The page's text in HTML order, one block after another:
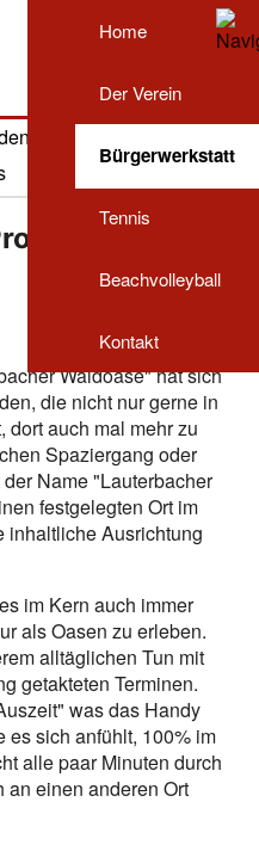
Home
Der Verein
Bürgerwerkstatt
Tennis
Beachvolleyball
Kontakt
Tellerrand
Waldoase" hat sich
die nicht nur gerne in
dort auch mal mehr zu
Spaziergang oder
Name "Lauterbacher
festgelegten Ort im
inhaltliche Ausrichtung
im Kern auch immer
als Oasen zu erleben.
alltäglichen Tun mit
getakteten Terminen.
was das Handy
es sich anfühlt, 100% im
alle paar Minuten durch
einen anderen Ort